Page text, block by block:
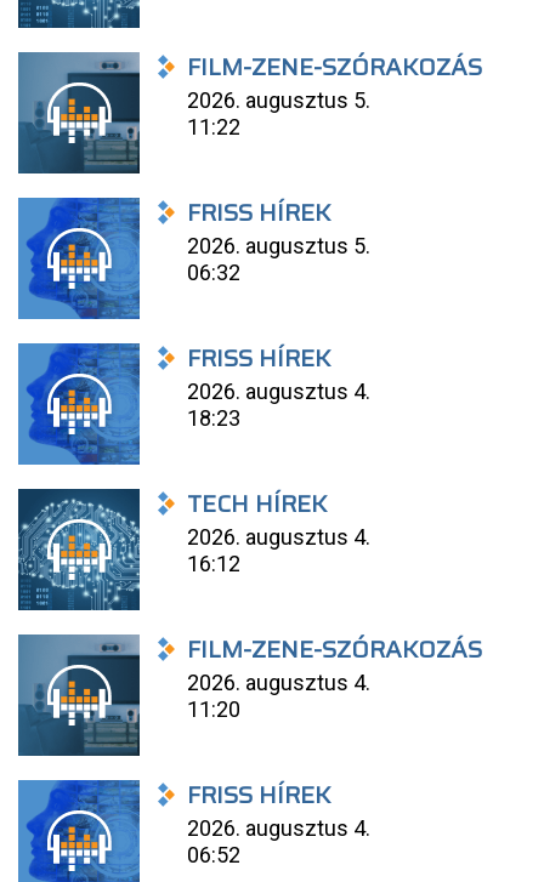
FILM-ZENE-SZÓRAKOZÁS
2026. augusztus 5.
11:22
FRISS HÍREK
2026. augusztus 5.
06:32
FRISS HÍREK
2026. augusztus 4.
18:23
TECH HÍREK
2026. augusztus 4.
16:12
FILM-ZENE-SZÓRAKOZÁS
2026. augusztus 4.
11:20
FRISS HÍREK
2026. augusztus 4.
06:52